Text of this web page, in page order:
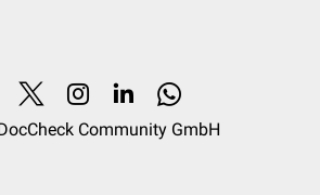
Community GmbH